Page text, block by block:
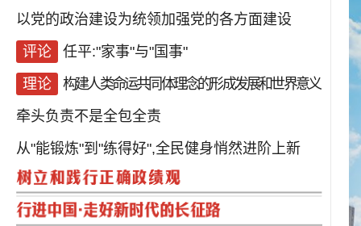
以党的政治建设为统领加强党的各方面建设
评论
任平:"家事"与"国事"
理论
构建人类命运共同体理念的形成发展和世界意义
牵头负责不是全包全责
从"能锻炼"到"练得好",全民健身悄然进阶上新